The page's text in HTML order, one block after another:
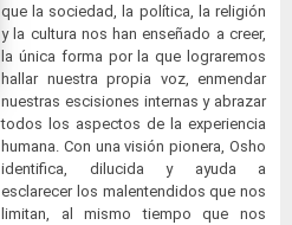
que la sociedad, la política, la religión
y la cultura nos han enseñado a creer,
la única forma por la que lograremos
hallar nuestra propia voz, enmendar
nuestras escisiones internas y abrazar
todos los aspectos de la experiencia
humana. Con una visión pionera, Osho
identifica, dilucida y ayuda a
esclarecer los malentendidos que nos
limitan, al mismo tiempo que nos